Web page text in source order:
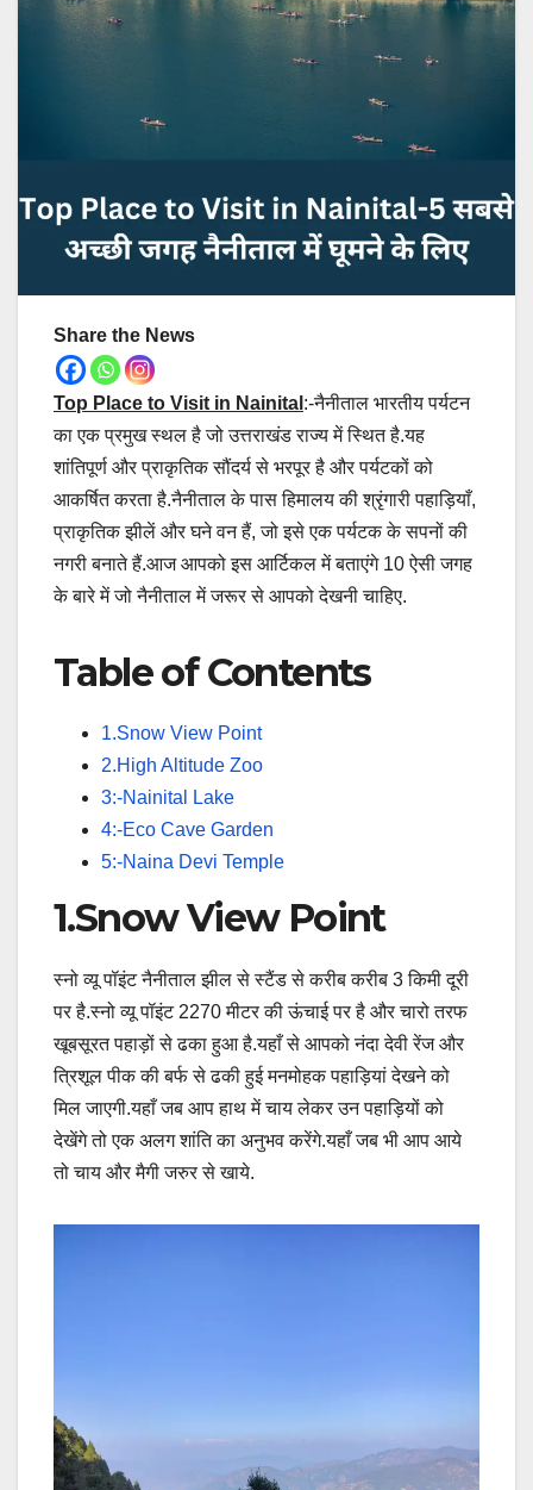
Share the News
Top Place to Visit in Nainital :-नैनीताल भारतीय पर्यटन
का एक प्रमुख स्थल है जो उत्तराखंड राज्य में स्थित है.यह
शांतिपूर्ण और प्राकृतिक सौंदर्य से भरपूर है और पर्यटकों को
आकर्षित करता है.नैनीताल के पास हिमालय की श्रृंगारी पहाड़ियाँ,
प्राकृतिक झीलें और घने वन हैं, जो इसे एक पर्यटक के सपनों की
नगरी बनाते हैं.आज आपको इस आर्टिकल में बताएंगे 10 ऐसी जगह
के बारे में जो नैनीताल में जरूर से आपको देखनी चाहिए.
Table of Contents
1.Snow View Point
2.High Altitude Zoo
3:-Nainital Lake
4:-Eco Cave Garden
5:-Naina Devi Temple
1.Snow View Point
स्नो व्यू पॉइंट नैनीताल झील से स्टैंड से करीब करीब 3 किमी दूरी
पर है.स्नो व्यू पॉइंट 2270 मीटर की ऊंचाई पर है और चारो तरफ
खूबसूरत पहाड़ों से ढका हुआ है.यहाँ से आपको नंदा देवी रेंज और
त्रिशूल पीक की बर्फ से ढकी हुई मनमोहक पहाड़ियां देखने को
मिल जाएगी.यहाँ जब आप हाथ में चाय लेकर उन पहाड़ियों को
देखेंगे तो एक अलग शांति का अनुभव करेंगे.यहाँ जब भी आप आये
तो चाय और मैगी जरुर से खाये.